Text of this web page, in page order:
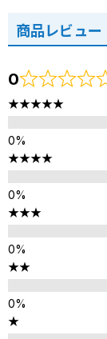
商品レビュー
0
★★★★★
★★★★
★★★
★★
★